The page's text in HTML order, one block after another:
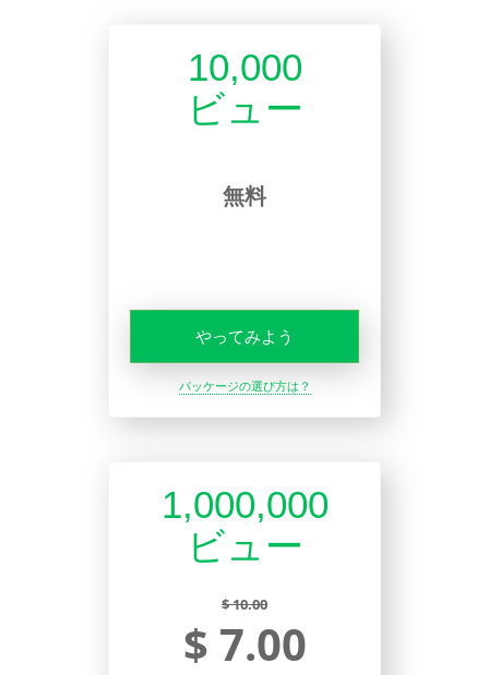
10,000
ビュー
無料
やってみよう
パッケージの選び方は？
1,000,000
ビュー
$ 10.00
$ 7.00